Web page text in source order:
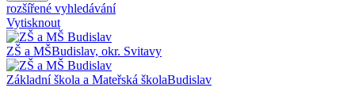
rozšířené vyhledávání
Vytisknout
ZŠ a MŠBudislav, okr. Svitavy
Základní škola a Mateřská školaBudislav